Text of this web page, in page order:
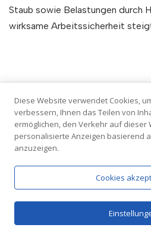
Staub sowie Belastungen durch
wirksame Arbeitssicherheit
Neve| Präsentiert
Diese Website verwendet Cookies,
verbessern, Ihnen das Teilen von
ermöglichen, den Verkehr auf dieser
personalisierte Anzeigen basierend
anzuzeigen.
Cookies